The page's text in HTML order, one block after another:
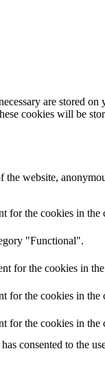
are stored on
cookies will be
the website,
for the cookies in
"Functional".
for the cookies in
for the cookies in the
for the cookies in the
consented to the